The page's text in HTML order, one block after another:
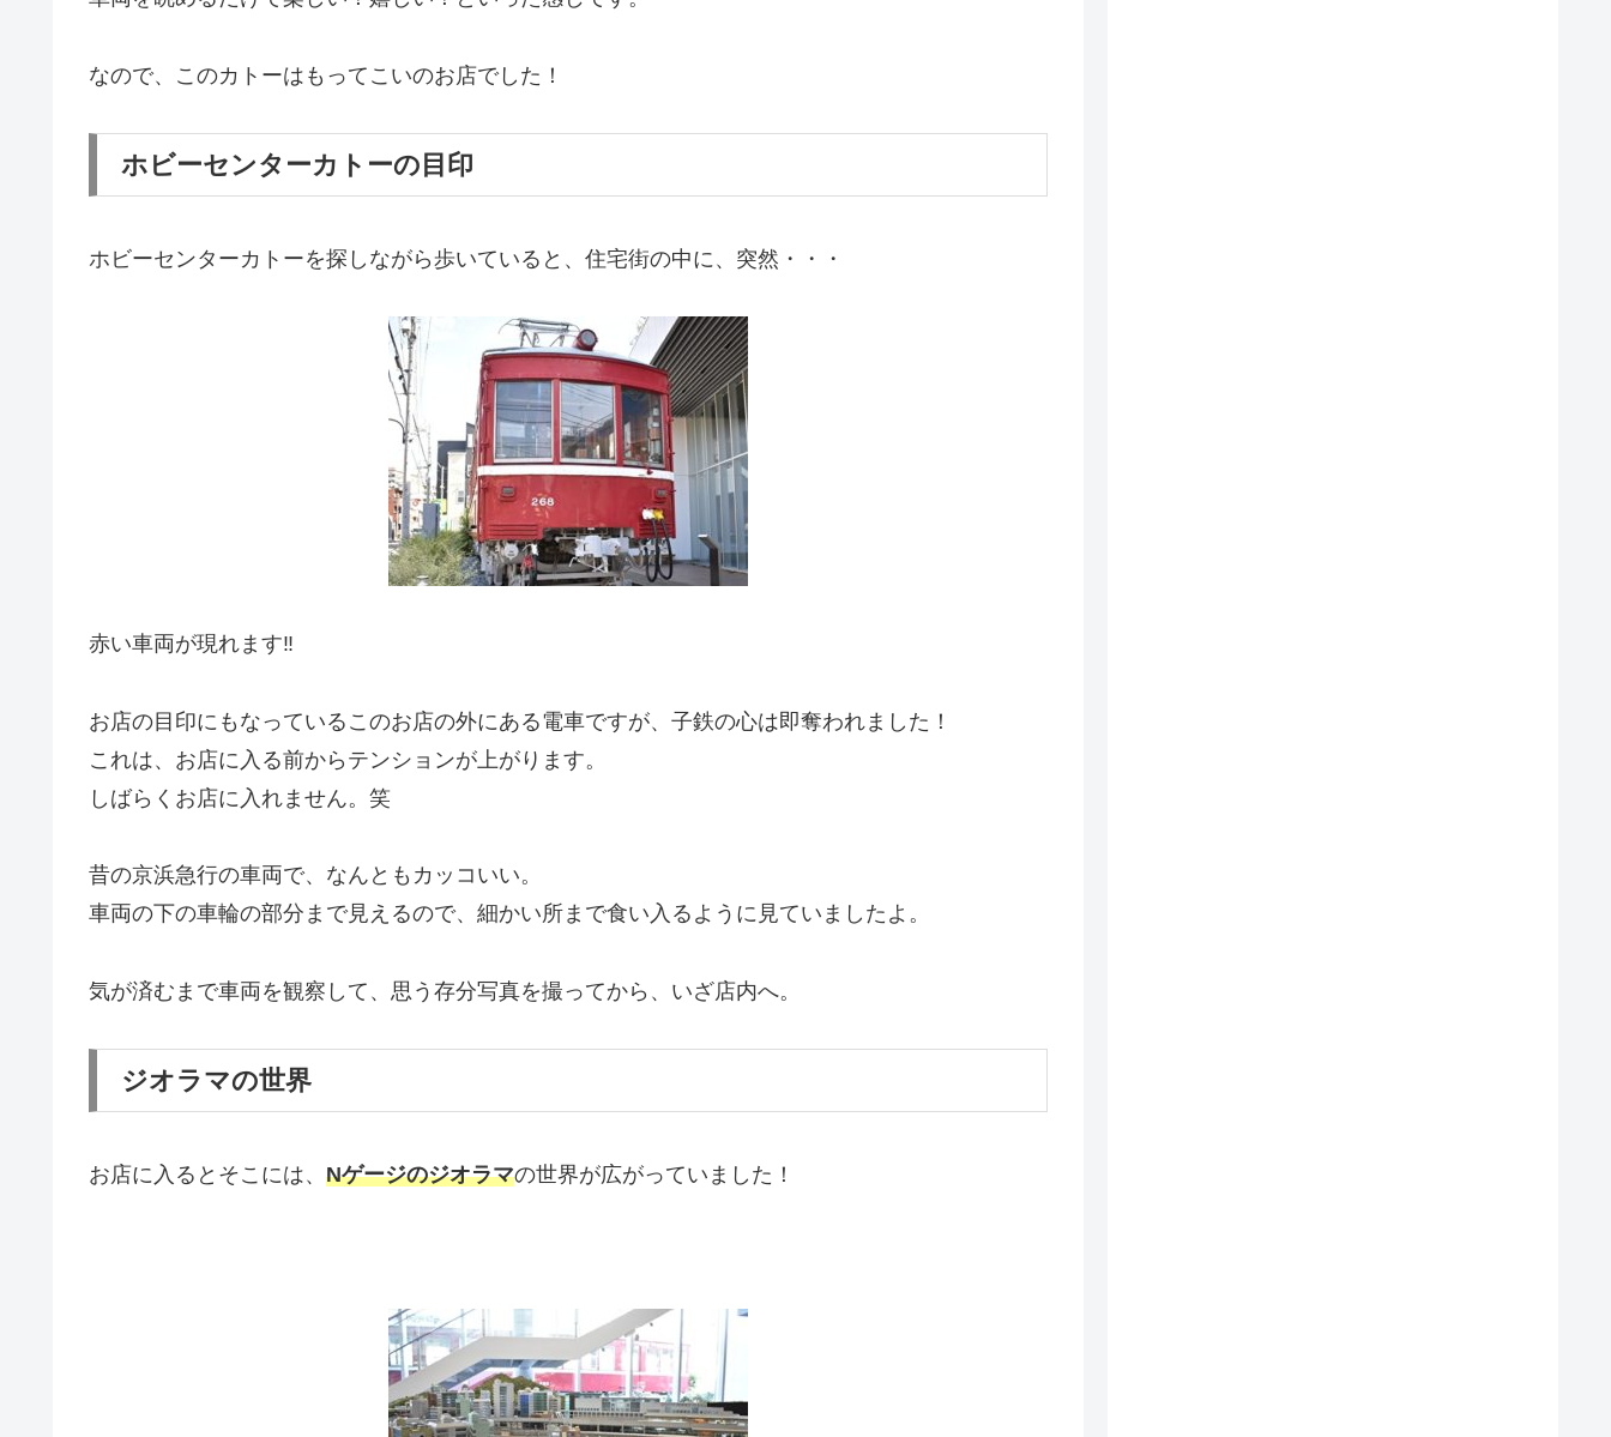
なので、このカトーはもってこいのお店でした！
ホビーセンターカトーの目印
ホビーセンターカトーを探しながら歩いていると、住宅街の中に、突然・・・
赤い車両が現れます‼
お店の目印にもなっているこのお店の外にある電車ですが、子鉄の心は即奪われました！
これは、お店に入る前からテンションが上がります。
しばらくお店に入れません。笑
昔の京浜急行の車両で、なんともカッコいい。
車両の下の車輪の部分まで見えるので、細かい所まで食い入るように見ていましたよ。
気が済むまで車両を観察して、思う存分写真を撮ってから、いざ店内へ。
ジオラマの世界
お店に入るとそこには、 Nゲージのジオラマの世界が広がっていました！